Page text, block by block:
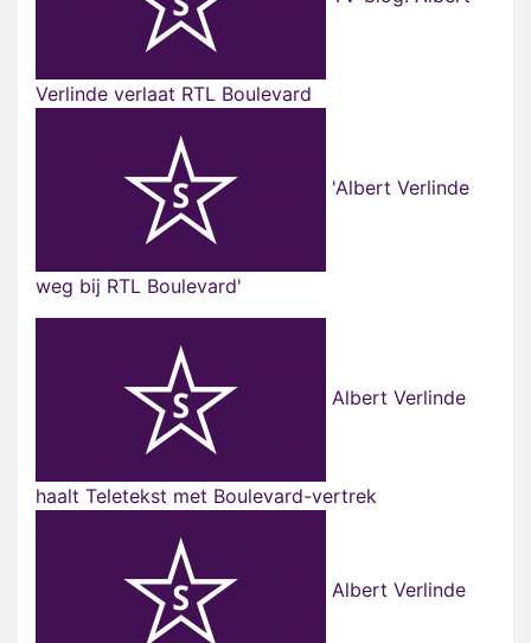
Verlinde verlaat RTL Boulevard
'Albert Verlinde
weg bij RTL Boulevard'
Albert Verlinde
haalt Teletekst met Boulevard-vertrek
Albert Verlinde